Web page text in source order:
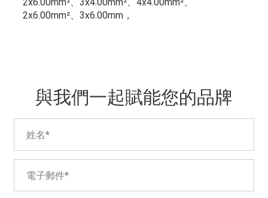
2x6.00mm²、3x4.00mm²、4x4.00mm²、
2x6.00mm²、3x6.00mm，
與我們一起賦能您的品牌